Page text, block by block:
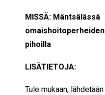
MISSÄ: Mäntsälässä
omaishoitoperheiden
pihoilla
LISÄTIETOJA:
Tule mukaan, lähdetään